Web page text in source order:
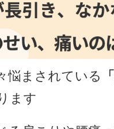
悩まされている
ます